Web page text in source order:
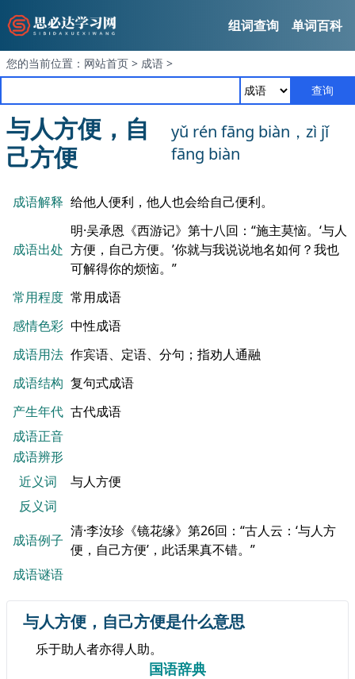
组词查询 单词百科
您的当前位置： 网站首页 > 成语 >
查询
与人方便，自
己方便
yǔ rén fāng biàn，zì jǐ
fāng biàn
成语解释 给他人便利，他人也会给自己便利。
成语出处
明·吴承恩《西游记》第十八回：“施主莫恼。‘与人
方便，自己方便。’你就与我说说地名如何？我也
可解得你的烦恼。”
常用程度 常用成语
感情色彩 中性成语
成语用法 作宾语、定语、分句；指劝人通融
成语结构 复句式成语
产生年代 古代成语
成语正音
成语辨形
近义词
与人方便
反义词
成语例子
清·李汝珍《镜花缘》第26回：“古人云：‘与人方
便，自己方便’，此话果真不错。”
成语谜语
与人方便，自己方便是什么意思
乐于助人者亦得人助。
国语辞典